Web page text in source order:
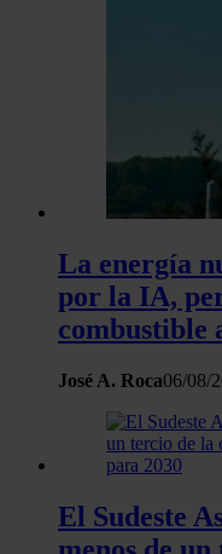
La energía
por la IA,
combustible
José A. Roca06/08/
El Sudeste